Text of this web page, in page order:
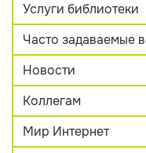
Услуги библиотеки
Часто задаваемые
Новости
Коллегам
Мир Интернет